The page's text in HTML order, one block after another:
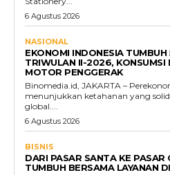
6 Agustus 2026
NASIONAL
EKONOMI INDONESIA
TRIWULAN II-2026, KONSUMSI
MOTOR PENGGERAK
Binomedia.id, JAKARTA –
menunjukkan ketahanan yang
global....
6 Agustus 2026
BISNIS
DARI PASAR SANTA KE PASAR
TUMBUH BERSAMA LAYANAN